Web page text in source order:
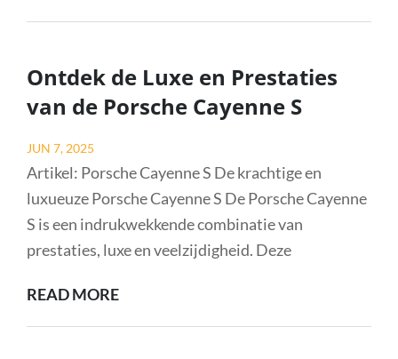
TOEKOMST
VAN
MOBILITEIT
Ontdek de Luxe en Prestaties
van de Porsche Cayenne S
Posted
on
JUN 7, 2025
Artikel: Porsche Cayenne S De krachtige en
luxueuze Porsche Cayenne S De Porsche Cayenne
S is een indrukwekkende combinatie van
prestaties, luxe en veelzijdigheid. Deze
READ MOREONTDEK